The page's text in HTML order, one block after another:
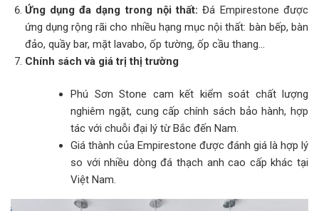
Ứng dụng đa dạng trong nội thất:Đá Empirestone được
ứng dụng rộng rãi cho nhiều hạng mục nội thất: bàn bếp, bàn
đảo, quầy bar, mặt lavabo, ốp tường, ốp cầu thang…
Chính sách và giá trị thị trường
Phú Sơn Stone cam kết kiểm soát chất lượng
nghiêm ngặt, cung cấp chính sách bảo hành, hợp
tác với chuỗi đại lý từ Bắc đến Nam.
Giá thành của Empirestone được đánh giá là hợp lý
so với nhiều dòng đá thạch anh cao cấp khác tại
Việt Nam.